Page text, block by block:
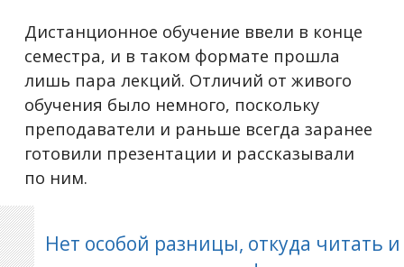
Дистанционное обучение ввели в конце
семестра, и в таком формате прошла
лишь пара лекций. Отличий от живого
обучения было немного, поскольку
преподаватели и раньше всегда заранее
готовили презентации и рассказывали
по ним.
Нет особой разницы, откуда читать и